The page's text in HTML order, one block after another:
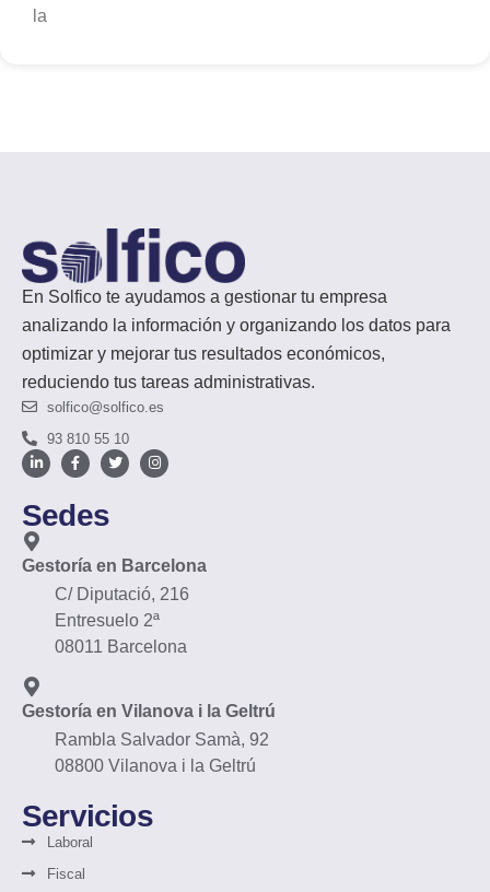
la
En Solfico te ayudamos a gestionar tu empresa
analizando la información y organizando los datos para
optimizar y mejorar tus resultados económicos,
reduciendo tus tareas administrativas.
solfico@solfico.es
93 810 55 10
Sedes
Gestoría en Barcelona
C/ Diputació, 216
Entresuelo 2ª
08011 Barcelona
Gestoría en Vilanova i la Geltrú
Rambla Salvador Samà, 92
08800 Vilanova i la Geltrú
Servicios
Laboral
Fiscal